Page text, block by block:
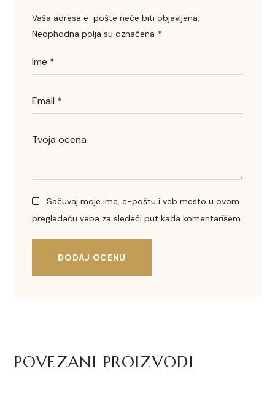
Vaša adresa e-pošte neće biti objavljena.
Neophodna polja su označena *
Sačuvaj moje ime, e-poštu i veb mesto u ovom
pregledaču veba za sledeći put kada komentarišem.
DODAJ OCENU
POVEZANI PROIZVODI